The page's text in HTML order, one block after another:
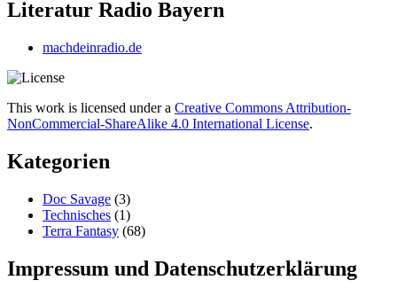
Literatur Radio Bayern
machdeinradio.de
This work is licensed under a Creative Commons Attribution-
NonCommercial-ShareAlike 4.0 International License.
Kategorien
Doc Savage (3)
Technisches (1)
Terra Fantasy (68)
Impressum und Datenschutzerklärung